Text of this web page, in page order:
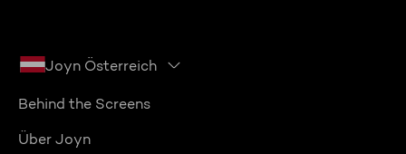
Joyn Österreich
Behind the Screens
Über Joyn